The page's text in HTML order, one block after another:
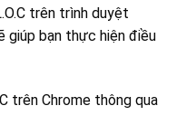
trên trình duyệt
giúp bạn thực hiện điều
trên Chrome thông qua